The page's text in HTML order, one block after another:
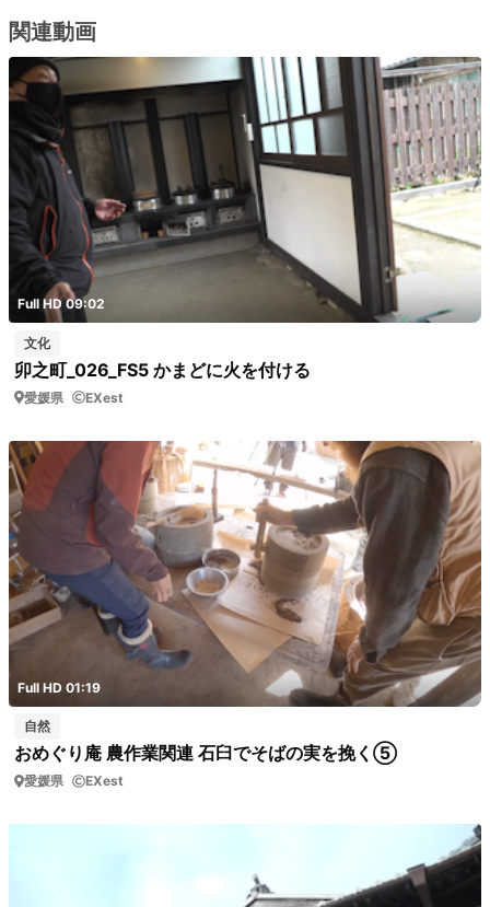
関連動画
Full HD 09:02
文化
卯之町_026_FS5 かまどに火を付ける
愛媛県 EXest
Full HD 01:19
自然
おめぐり庵 農作業関連 石臼でそばの実を挽く⑤
愛媛県 EXest